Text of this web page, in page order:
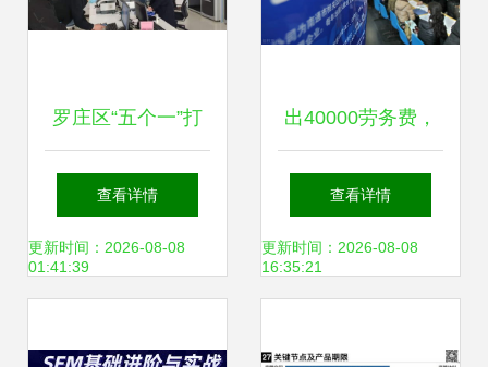
罗庄区“五个一”打
造因私出入境中介
服务新标杆 一件事
查看详情
更新时间：2026-08-08
01:41:39
出40000劳务费，
去日本工厂三年赚
50w，究竟有哪些
查看详情
更新时间：2026-08-08
16:35:21